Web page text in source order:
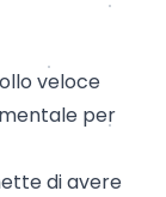
veloce
per
di avere